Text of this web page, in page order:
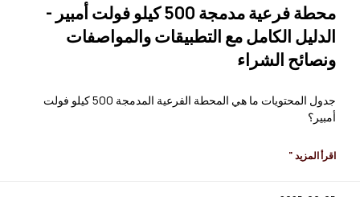
محطة فرعية مدمجة 500 كيلو فولت أمبير -
الدليل الكامل مع التطبيقات والمواصفات
ونصائح الشراء
جدول المحتويات ما هي المحطة الفرعية المدمجة 500 كيلو فولت
أمبير؟
اقرأ المزيد "